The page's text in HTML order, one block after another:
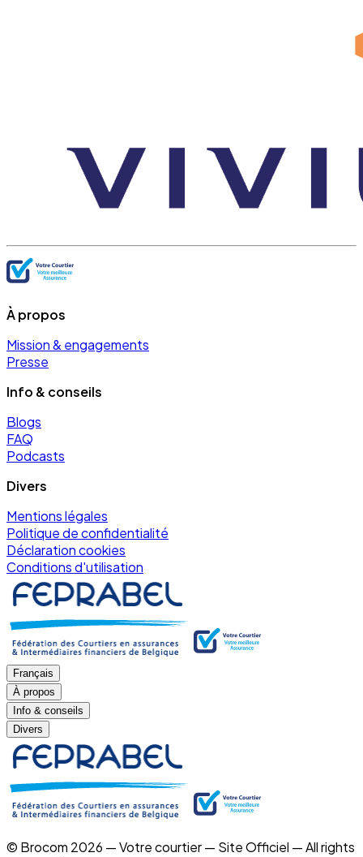
À propos
Mission & engagements
Presse
Info & conseils
Blogs
FAQ
Podcasts
Divers
Mentions légales
Politique de confidentialité
Déclaration cookies
Conditions d'utilisation
Français
À propos
Info & conseils
Divers
© Brocom 2026 — Votre courtier — Site Officiel — All rights